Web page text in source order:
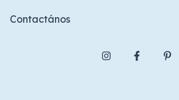
Contactános